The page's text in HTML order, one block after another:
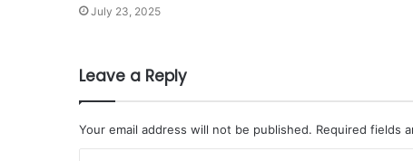
July 23, 2025
Leave a Reply
Your email address will not be published. Required fields